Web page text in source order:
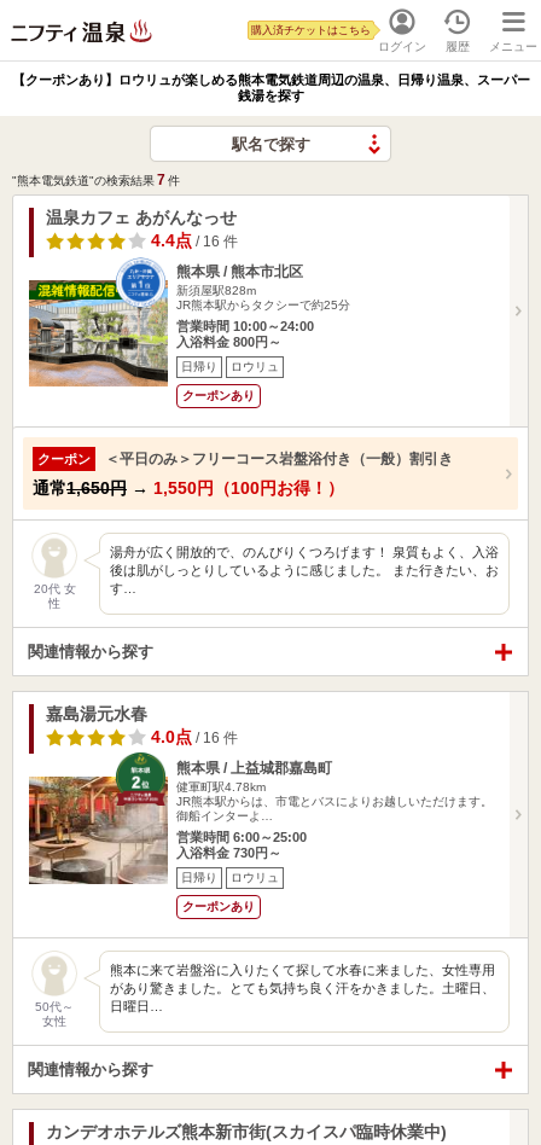
ログイン
購入済チケットはこちら
履歴 メニュー
【クーポンあり】ロウリュが楽しめる熊本電気鉄道周辺の温泉、日帰り温泉、スーパー
銭湯を探す
駅名で探す
"熊本電気鉄道"の検索結果7件
温泉カフェ あがんなっせ
4.4点 / 16 件
熊本県 / 熊本市北区
新須屋駅828m
JR熊本駅からタクシーで約25分
営業時間 10:00～24:00
入浴料金 800円～
日帰り ロウリュ
クーポンあり
クーポン ＜平日のみ＞フリーコース岩盤浴付き（一般）割引き
通常1,650円 → 1,550円（100円お得！）
20代 女
性
湯舟が広く開放的で、のんびりくつろげます！ 泉質もよく、入浴
後は肌がしっとりしているように感じました。 また行きたい、お
す…
関連情報から探す
嘉島湯元水春
4.0点 / 16 件
熊本県 / 上益城郡嘉島町
健軍町駅4.78km
JR熊本駅からは、市電とバスによりお越しいただけます。
御船インターよ…
営業時間 6:00～25:00
入浴料金 730円～
日帰り ロウリュ
クーポンあり
50代～
女性
熊本に来て岩盤浴に入りたくて探して水春に来ました、女性専用
があり驚きました。とても気持ち良く汗をかきました。土曜日、
日曜日…
関連情報から探す
カンデオホテルズ熊本新市街(スカイスパ臨時休業中)